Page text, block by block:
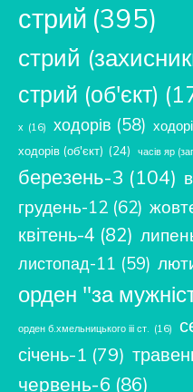
стрий (395)
стрий
стрий (об'єкт)
х (16) ходорів (58)
ходорів (об'єкт) (24) часів яр
березень-3 (104)
грудень-12 (62)
квітень-4 (82)
листопад-11 (59)
орден "за
орден б.хмельницького ііі ст. (16)
січень-1 (79)
червень-6 (86)